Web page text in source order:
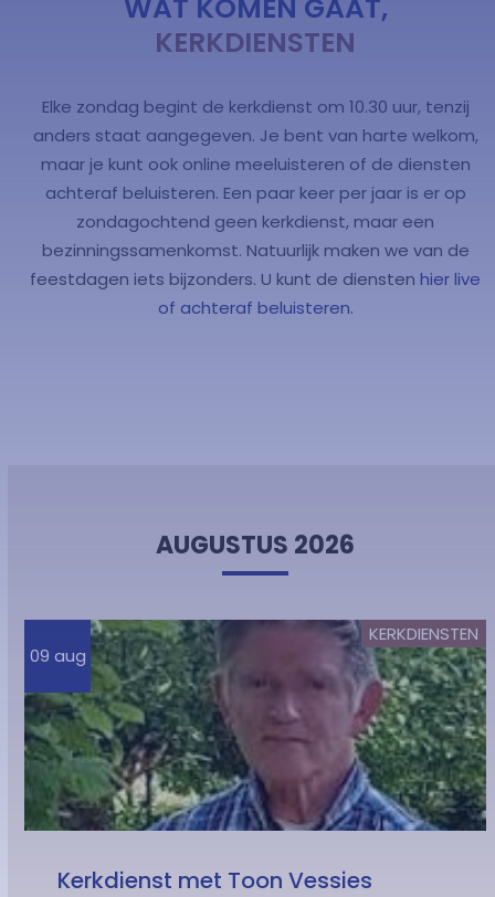
WAT KOMEN GAAT,
KERKDIENSTEN
Elke zondag begint de kerkdienst om 10.30 uur, tenzij
anders staat aangegeven. Je bent van harte welkom,
maar je kunt ook online meeluisteren of de diensten
achteraf beluisteren. Een paar keer per jaar is er op
zondagochtend geen kerkdienst, maar een
bezinningssamenkomst. Natuurlijk maken we van de
feestdagen iets bijzonders. U kunt de dienstenhier live
of achteraf beluisteren.
AUGUSTUS 2026
09 aug
KERKDIENSTEN
Kerkdienst met Toon Vessies